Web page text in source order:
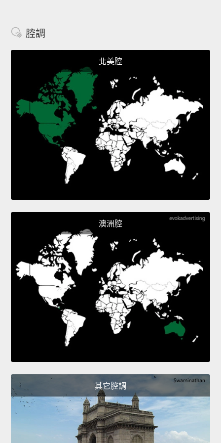
腔調
北美腔
澳洲腔
其它腔調